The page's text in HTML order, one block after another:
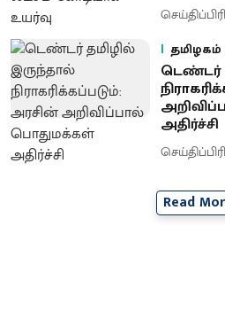
தமிழகம்
டெண்டர்
அதிர்ச்சி
Read